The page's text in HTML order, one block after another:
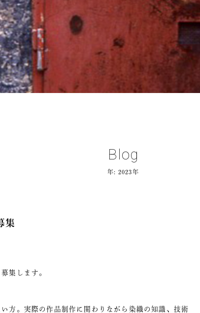
Blog
年: 2023年
集
集します。
方。実際の作品制作に関わりながら染織の知識、技術